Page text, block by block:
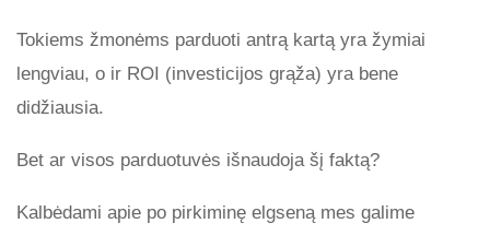
Tokiems žmonėms parduoti antrą kartą yra žymiai
lengviau, o ir ROI (investicijos grąža) yra bene
didžiausia.
Bet ar visos parduotuvės išnaudoja šį faktą?
Kalbėdami apie po pirkiminę elgseną mes galime